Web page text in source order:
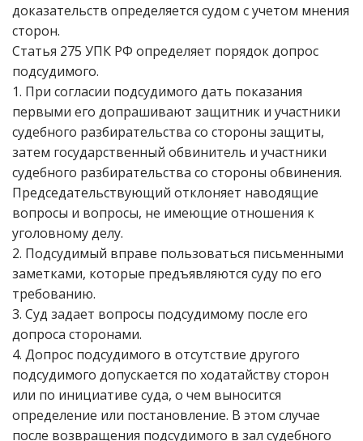
доказательств определяется судом с учетом мнения
сторон.
Статья 275 УПК РФ определяет порядок допрос
подсудимого.
1. При согласии подсудимого дать показания
первыми его допрашивают защитник и участники
судебного разбирательства со стороны защиты,
затем государственный обвинитель и участники
судебного разбирательства со стороны обвинения.
Председательствующий отклоняет наводящие
вопросы и вопросы, не имеющие отношения к
уголовному делу.
2. Подсудимый вправе пользоваться письменными
заметками, которые предъявляются суду по его
требованию.
3. Суд задает вопросы подсудимому после его
допроса сторонами.
4. Допрос подсудимого в отсутствие другого
подсудимого допускается по ходатайству сторон
или по инициативе суда, о чем выносится
определение или постановление. В этом случае
после возвращения подсудимого в зал судебного